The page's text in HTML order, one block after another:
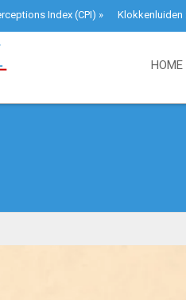
Index (CPI) » Klokkenluiden
HOME